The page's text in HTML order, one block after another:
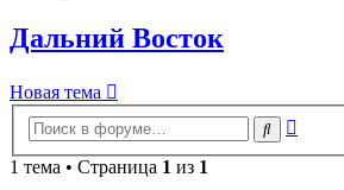
Дальний Восток
Новая тема
Поиск
1 тема • Страница 1 из 1